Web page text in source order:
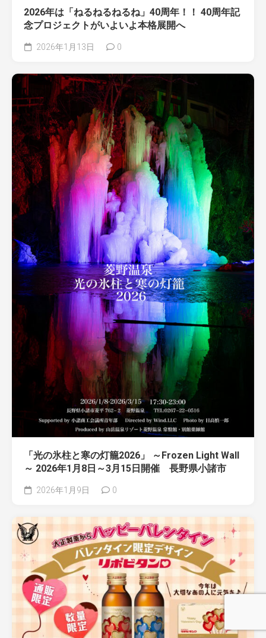
2026年は「ねるねるねるね」40周年！！ 40周年記
念プロジェクトがいよいよ本格展開へ
2026年1月13日 0
「光の氷柱と寒の灯籠2026」 ～Frozen Light Wall
～ 2026年1月8日～3月15日開催 長野県小諸市
2026年1月9日 0